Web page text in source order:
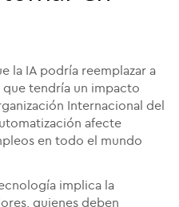
la IA podría reemplazar a
que tendría un impacto
Internacional del
afecte
en todo el mundo
implica la
quienes deben